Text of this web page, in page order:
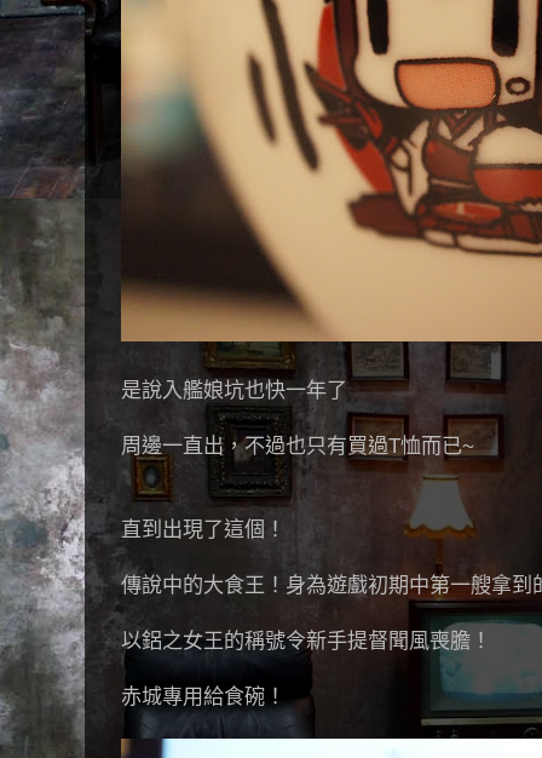
是說入艦娘坑也快一年了
周邊一直出，不過也只有買過T恤而已~
直到出現了這個！
傳說中的大食王！身為遊戲初期中第一艘拿到
以鋁之女王的稱號令新手提督聞風喪膽！
赤城專用給食碗！